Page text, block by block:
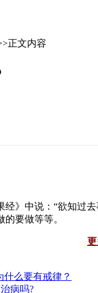
正文内容
》中说：“欲知过
要做等等。
么要有戒律？
病吗?